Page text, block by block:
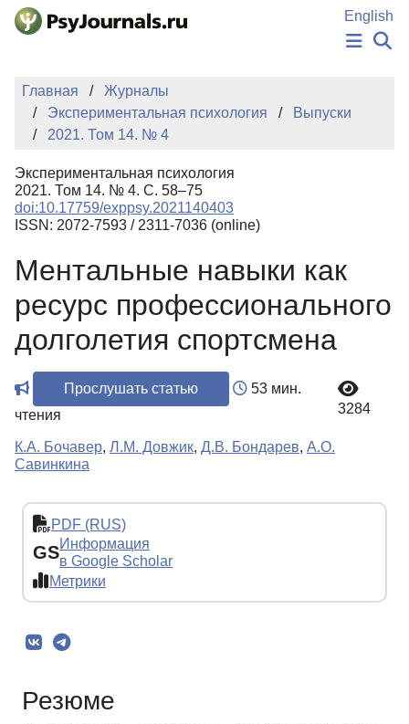
Перейти к основному содержанию
English
НОВОСТИ
КЛЮЧЕВЫЕ СЛОВА
Регистрация
Главная
Журналы
Экспериментальная психология
Выпуски
2021. Том 14. № 4
Экспериментальная психология
2021. Том 14. № 4. С. 58–75
doi:10.17759/exppsy.2021140403
ISSN: 2072-7593 / 2311-7036 (online)
Ментальные навыки как
ресурс профессионального
долголетия спортсмена
Прослушать статью
53 мин.
чтения
3284
К.А. Бочавер, Л.М. Довжик, Д.В. Бондарев, А.О.
Савинкина
PDF (RUS)
GSИнформация
в Google Scholar
Метрики
Резюме